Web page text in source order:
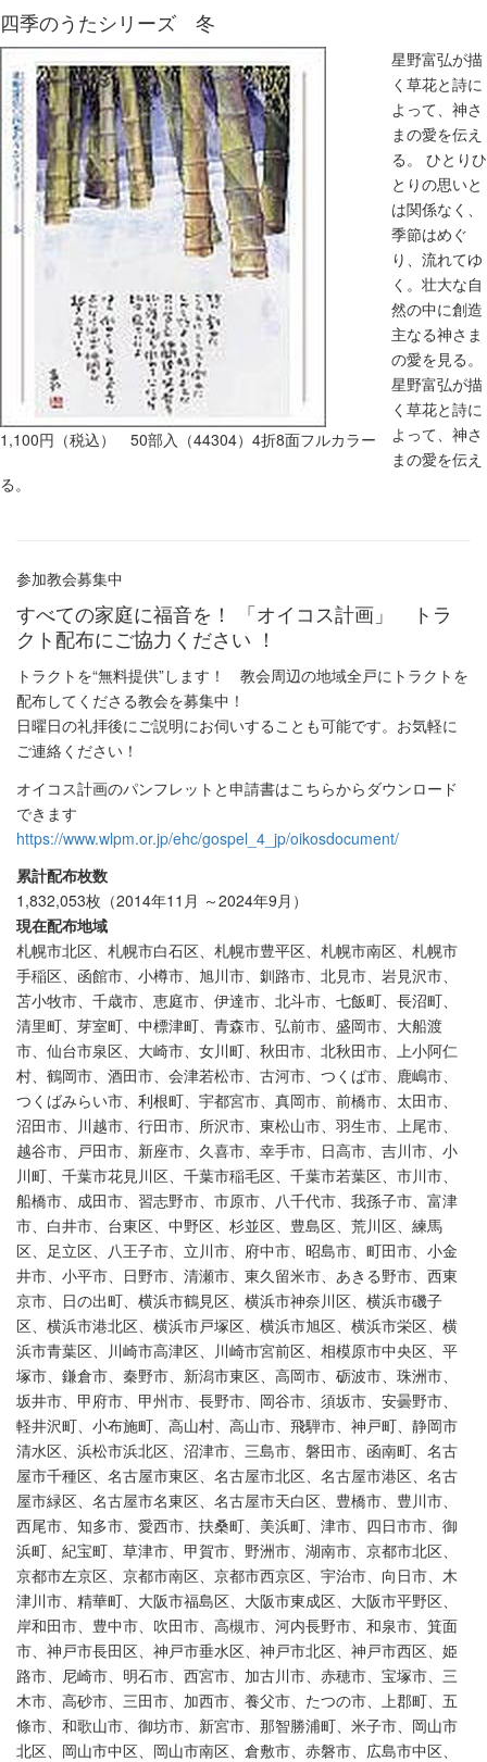
四季のうたシリーズ 冬
1,100円（税込） 50部入（44304）4折8面フルカラー
星野富弘が描
く草花と詩に
よって、神さ
まの愛を伝え
る。 ひとりひ
とりの思いと
は関係なく、
季節はめぐ
り、流れてゆ
く。壮大な自
然の中に創造
主なる神さま
の愛を見る。
星野富弘が描
く草花と詩に
よって、神さ
まの愛を伝え
る。
参加教会募集中
すべての家庭に福音を！ 「オイコス計画」 トラ
クト配布にご協力ください ！
トラクトを“無料提供”します！ 教会周辺の地域全戸にトラクトを
配布してくださる教会を募集中！
日曜日の礼拝後にご説明にお伺いすることも可能です。お気軽に
ご連絡ください！
オイコス計画のパンフレットと申請書はこちらからダウンロード
できます
https://www.wlpm.or.jp/ehc/gospel_4_jp/oikosdocument/
累計配布枚数
1,832,053枚（2014年11月 ～2024年9月）
現在配布地域
札幌市北区、札幌市白石区、札幌市豊平区、札幌市南区、札幌市
手稲区、函館市、小樽市、旭川市、釧路市、北見市、岩見沢市、
苫小牧市、千歳市、恵庭市、伊達市、北斗市、七飯町、長沼町、
清里町、芽室町、中標津町、青森市、弘前市、盛岡市、大船渡
市、仙台市泉区、大崎市、女川町、秋田市、北秋田市、上小阿仁
村、鶴岡市、酒田市、会津若松市、古河市、つくば市、鹿嶋市、
つくばみらい市、利根町、宇都宮市、真岡市、前橋市、太田市、
沼田市、川越市、行田市、所沢市、東松山市、羽生市、上尾市、
越谷市、戸田市、新座市、久喜市、幸手市、日高市、吉川市、小
川町、千葉市花見川区、千葉市稲毛区、千葉市若葉区、市川市、
船橋市、成田市、習志野市、市原市、八千代市、我孫子市、富津
市、白井市、台東区、中野区、杉並区、豊島区、荒川区、練馬
区、足立区、八王子市、立川市、府中市、昭島市、町田市、小金
井市、小平市、日野市、清瀬市、東久留米市、あきる野市、西東
京市、日の出町、横浜市鶴見区、横浜市神奈川区、横浜市磯子
区、横浜市港北区、横浜市戸塚区、横浜市旭区、横浜市栄区、横
浜市青葉区、川崎市高津区、川崎市宮前区、相模原市中央区、平
塚市、鎌倉市、秦野市、新潟市東区、高岡市、砺波市、珠洲市、
坂井市、甲府市、甲州市、長野市、岡谷市、須坂市、安曇野市、
軽井沢町、小布施町、高山村、高山市、飛騨市、神戸町、静岡市
清水区、浜松市浜北区、沼津市、三島市、磐田市、函南町、名古
屋市千種区、名古屋市東区、名古屋市北区、名古屋市港区、名古
屋市緑区、名古屋市名東区、名古屋市天白区、豊橋市、豊川市、
西尾市、知多市、愛西市、扶桑町、美浜町、津市、四日市市、御
浜町、紀宝町、草津市、甲賀市、野洲市、湖南市、京都市北区、
京都市左京区、京都市南区、京都市西京区、宇治市、向日市、木
津川市、精華町、大阪市福島区、大阪市東成区、大阪市平野区、
岸和田市、豊中市、吹田市、高槻市、河内長野市、和泉市、箕面
市、神戸市長田区、神戸市垂水区、神戸市北区、神戸市西区、姫
路市、尼崎市、明石市、西宮市、加古川市、赤穂市、宝塚市、三
木市、高砂市、三田市、加西市、養父市、たつの市、上郡町、五
條市、和歌山市、御坊市、新宮市、那智勝浦町、米子市、岡山市
北区、岡山市中区、岡山市南区、倉敷市、赤磐市、広島市中区、